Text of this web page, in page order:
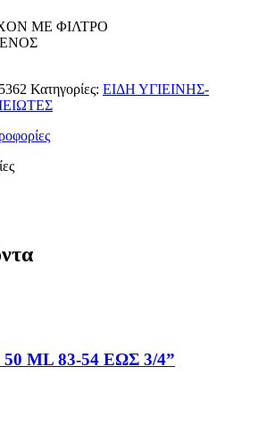
ΜΕ ΦΙΛΤΡΟ
Κατηγορίες: ΕΙΔΗ ΥΓΙΕΙΝΗΣ-
ML 83-54 ΕΩΣ 3/4”